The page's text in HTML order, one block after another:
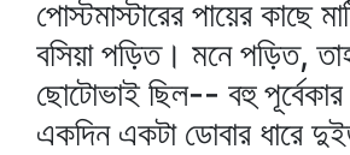
পোস্টমাস্টারের পায়ের কাছে
বসিয়া পড়িত। মনে পড়িত,
ছোটোভাই ছিল-- বহু পূর্বেকার
একদিন একটা ডোবার ধারে